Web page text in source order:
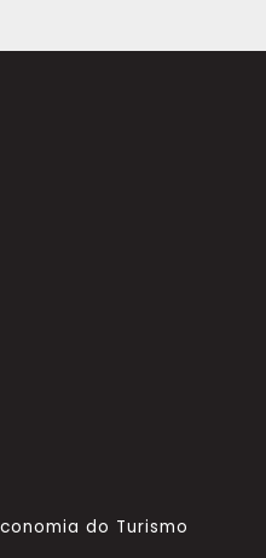
do Turismo